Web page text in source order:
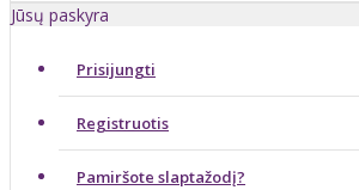
Jūsų paskyra
Prisijungti
Registruotis
Pamiršote slaptažodį?